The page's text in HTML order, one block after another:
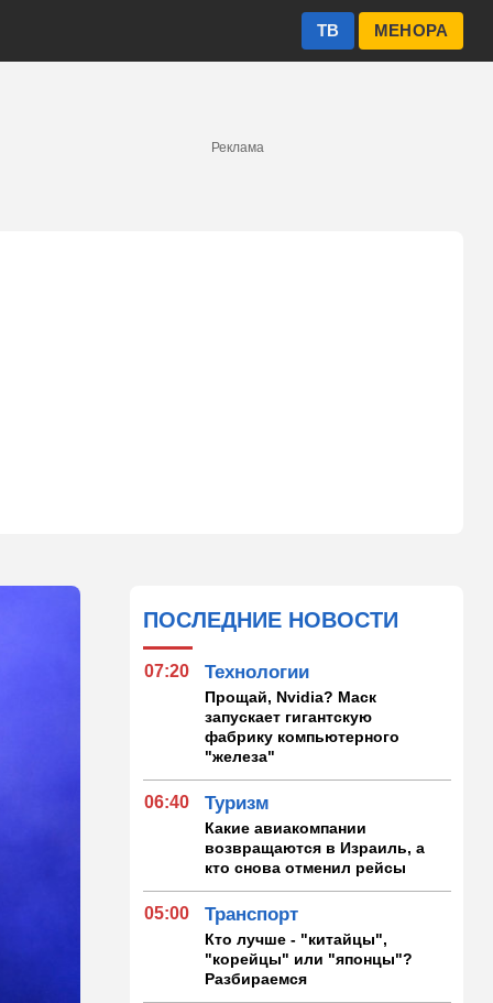
МЕНОРА
ТВ
Реклама
ПОСЛЕДНИЕ НОВОСТИ
07:20 Технологии
Прощай, Nvidia? Маск
запускает гигантскую
фабрику компьютерного
"железа"
06:40 Туризм
Какие авиакомпании
возвращаются в Израиль, а
кто снова отменил рейсы
05:00 Транспорт
Кто лучше - "китайцы",
"корейцы" или "японцы"?
Разбираемся